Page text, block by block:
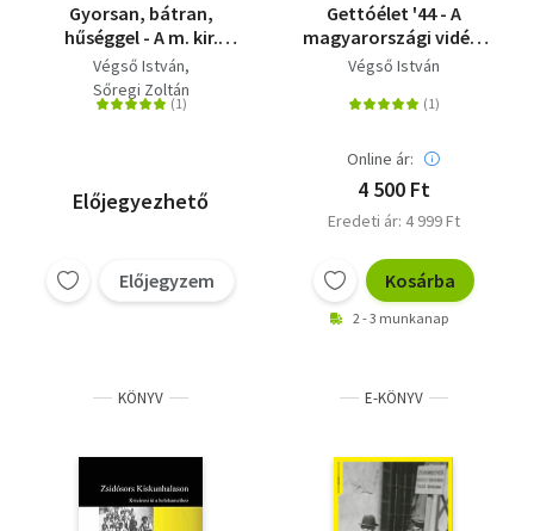
Gyorsan, bátran,
hűséggel - A m. kir.
"Balogh Ádám" 15.
honvéd kerékpáros
zászlóalj története
Végső István
Sőregi Zoltán
Előjegyezhető
Előjegyzem
Gettóélet '44 - A
magyarországi vidéki
gettósítás története
Végső István
Online ár:
4 500 Ft
Eredeti ár: 4 999 Ft
Kosárba
2 - 3 munkanap
KÖNYV E-KÖNYV